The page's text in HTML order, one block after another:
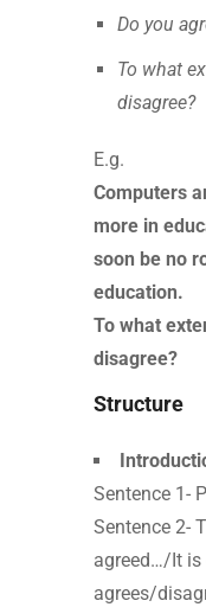
Do you
To what
disagree?
E.g.
Computers
more in
soon be no
education.
To what
disagree?
Structure
Sentence 1-
Sentence 2-
agreed…/It
agrees/